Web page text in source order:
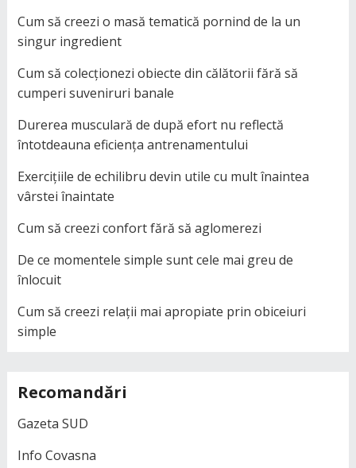
Cum să creezi o masă tematică pornind de la un
singur ingredient
Cum să colecționezi obiecte din călătorii fără să
cumperi suveniruri banale
Durerea musculară de după efort nu reflectă
întotdeauna eficiența antrenamentului
Exercițiile de echilibru devin utile cu mult înaintea
vârstei înaintate
Cum să creezi confort fără să aglomerezi
De ce momentele simple sunt cele mai greu de
înlocuit
Cum să creezi relații mai apropiate prin obiceiuri
simple
Recomandări
Gazeta SUD
Info Covasna